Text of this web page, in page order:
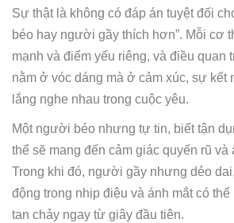
Sự thật là không có đáp án tuyệt đối
béo hay người gầy thích hơn”. Mỗi cơ
mạnh và điểm yếu riêng, và điều quan
nằm ở vóc dáng mà ở cảm xúc, sự kết
lắng nghe nhau trong cuộc yêu.
Một người béo nhưng tự tin, biết tận
thể sẽ mang đến cảm giác quyến rũ
Trong khi đó, người gầy nhưng dẻo
động trong nhịp điệu và ánh mắt có
tan chảy ngay từ giây đầu tiên.